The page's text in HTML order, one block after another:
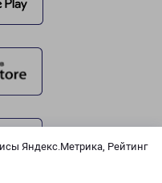
Яндекс.Метрика, Рейтинг